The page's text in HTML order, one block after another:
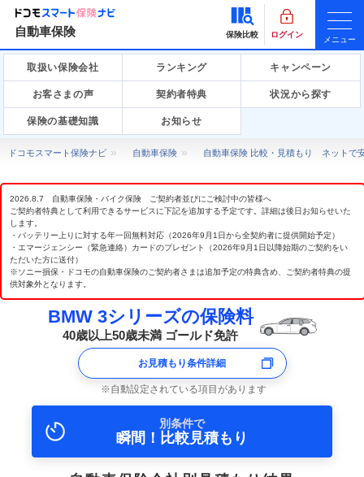
自動車保険 保険比較 ログイン
メニュー
取扱い保険会社 ランキング キャンペーン
お客さまの声 契約者特典 状況から探す
保険の基礎知識 お知らせ
ドコモスマート保険ナビ 自動車保険 自動車保険 比較・見積もり ネットで
2026.8.7 自動車保険・バイク保険 ご契約者並びにご検討中の皆様へ
ご契約者特典として利用できるサービスに下記を追加する予定です。詳細は後日お知らせいた
します。
・バッテリー上りに対する年一回無料対応（2026年9月1日から全契約者に提供開始予定）
・エマージェンシー（緊急連絡）カードのプレゼント（2026年9月1日以降始期のご契約をい
ただいた方に送付）
※ソニー損保・ドコモの自動車保険のご契約者さまは追加予定の特典含め、ご契約者特典の提
供対象外となります。
BMW 3シリーズの保険料
40歳以上50歳未満 ゴールド免許
お見積もり条件詳細
自動設定されている項目があります
別条件で
瞬間！比較見積もり